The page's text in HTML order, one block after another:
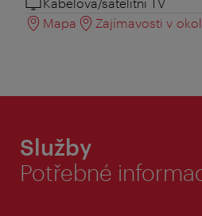
Mapa
Zajímavosti v
Služby
Potřebné